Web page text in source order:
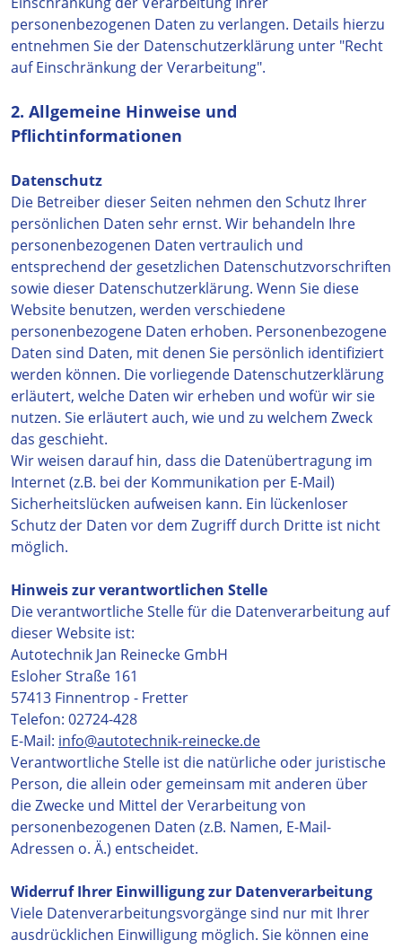
personenbezogenen Daten zu verlangen. Details hierzu
entnehmen Sie der Datenschutzerklärung unter "Recht
auf Einschränkung der Verarbeitung".
2. Allgemeine Hinweise und
Pflichtinformationen
Datenschutz
Die Betreiber dieser Seiten nehmen den Schutz Ihrer
persönlichen Daten sehr ernst. Wir behandeln Ihre
personenbezogenen Daten vertraulich und
entsprechend der gesetzlichen Datenschutzvorschriften
sowie dieser Datenschutzerklärung. Wenn Sie diese
Website benutzen, werden verschiedene
personenbezogene Daten erhoben. Personenbezogene
Daten sind Daten, mit denen Sie persönlich identifiziert
werden können. Die vorliegende Datenschutzerklärung
erläutert, welche Daten wir erheben und wofür wir sie
nutzen. Sie erläutert auch, wie und zu welchem Zweck
das geschieht.
Wir weisen darauf hin, dass die Datenübertragung im
Internet (z.B. bei der Kommunikation per E-Mail)
Sicherheitslücken aufweisen kann. Ein lückenloser
Schutz der Daten vor dem Zugriff durch Dritte ist nicht
möglich.
Hinweis zur verantwortlichen Stelle
Die verantwortliche Stelle für die Datenverarbeitung auf
dieser Website ist:
Autotechnik Jan Reinecke GmbH
Esloher Straße 161
57413 Finnentrop - Fretter
Telefon: 02724-428
E-Mail: info@autotechnik-reinecke.de
Verantwortliche Stelle ist die natürliche oder juristische
Person, die allein oder gemeinsam mit anderen über
die Zwecke und Mittel der Verarbeitung von
personenbezogenen Daten (z.B. Namen, E-Mail-
Adressen o. Ä.) entscheidet.
Widerruf Ihrer Einwilligung zur Datenverarbeitung
Viele Datenverarbeitungsvorgänge sind nur mit Ihrer
ausdrücklichen Einwilligung möglich. Sie können eine